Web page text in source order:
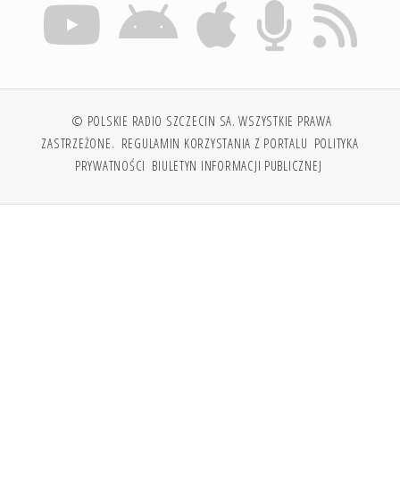
© POLSKIE RADIO SZCZECIN SA. WSZYSTKIE PRAWA
ZASTRZEŻONE. REGULAMIN KORZYSTANIA Z PORTALU POLITYKA
PRYWATNOŚCI BIULETYN INFORMACJI PUBLICZNEJ